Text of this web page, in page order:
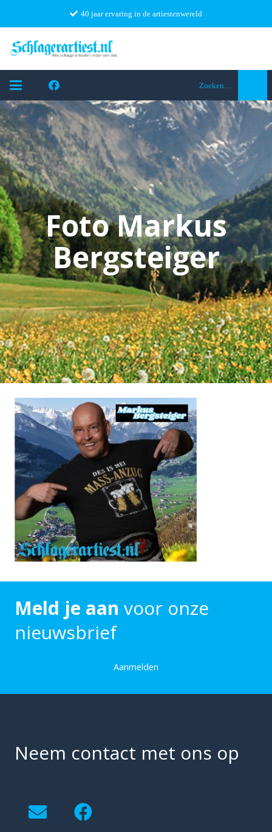
40 jaar ervaring in de artiestenwereld
Zoeken…
Foto Markus
Bergsteiger
Meld je aan voor onze
nieuwsbrief
Aanmelden
Neem contact met ons op